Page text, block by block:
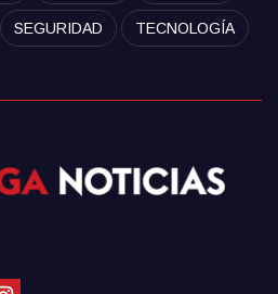
SEGURIDAD TECNOLOGÍA